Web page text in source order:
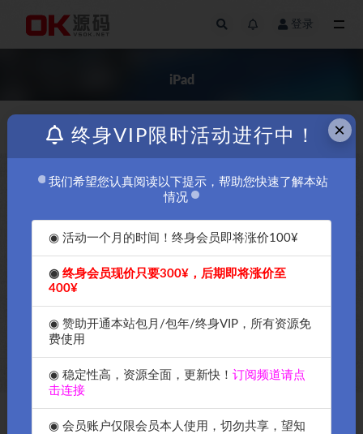
登录
iPad
价格 发布日期
在iPhone14和iPad上进行音频
和视频编辑的最佳应用app-OK
Copyright © 2018-2026 OK源码中国资源网 -All rights reserved|
×
终身VIP限时活动进行中！
我们希望您认真阅读以下提示，帮助您快速了解本站
情况
◉ 活动一个月的时间！终身会员即将涨价100¥
◉终身会员现价只要300¥，后期即将涨价至
400¥
◉ 赞助开通本站包月/包年/终身VIP，所有资源免
费使用
◉ 稳定性高，资源全面，更新快！订阅频道请点
击连接
◉ 会员账户仅限会员本人使用，切勿共享，望知